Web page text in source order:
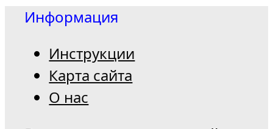
Информация
Инструкции
Карта сайта
О нас